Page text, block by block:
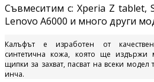
Съвмеситим с: Xperia Z tablet,
Lenovo A6000 и много други
Калъфът е изработен от
синтетична кожа, която ще издържи
щипки за захват, пасват на всеки
инча.